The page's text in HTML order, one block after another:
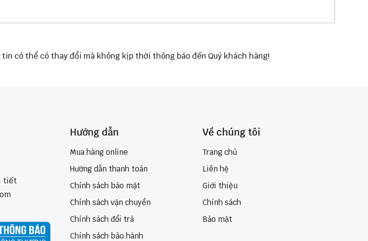
có thể có thay đổi mà không kịp thời thông báo đến Quý khách hàng!
tiết
Hướng dẫn
Mua hàng online
Hướng dẫn thanh toán
Chính sách bảo mật
Chính sách vận chuyển
Chính sách đổi trả
Chính sách bảo hành
Về chúng tôi
Trang chủ
Liên hệ
Giới thiệu
Chính sách
Bảo mật